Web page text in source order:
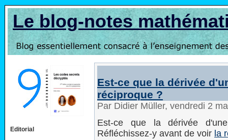
Le blog-notes
Editorial
Est-ce que la dérivée
réciproque ?
Par Didier Müller, vendredi 2
Est-ce que la dérivée
Réfléchissez-y avant de voir la